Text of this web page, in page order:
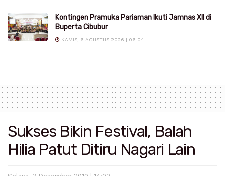
Kontingen Pramuka Pariaman Ikuti Jamnas XII di
Buperta Cibubur
KAMIS, 6 AGUSTUS 2026 | 06:04
Sukses Bikin Festival, Balah
Hilia Patut Ditiru Nagari Lain